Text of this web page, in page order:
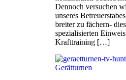
Dennoch versuchen
unseres
breiter zu fächern-
spezialisierten
Krafttraining […]
Gerätturnen